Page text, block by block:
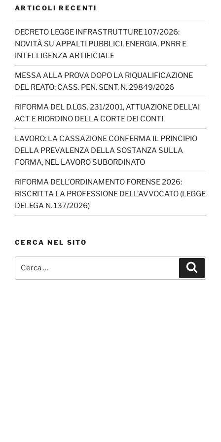
b
o
k
t
r
e
I
n
s
p
p
i
i
d
i
ARTICOLI RECENTI
DECRETO LEGGE INFRASTRUTTURE 107/2026:
NOVITÀ SU APPALTI PUBBLICI, ENERGIA, PNRR E
INTELLIGENZA ARTIFICIALE
MESSA ALLA PROVA DOPO LA RIQUALIFICAZIONE
DEL REATO: CASS. PEN. SENT. N. 29849/2026
RIFORMA DEL D.LGS. 231/2001, ATTUAZIONE DELL’AI
ACT E RIORDINO DELLA CORTE DEI CONTI
LAVORO: LA CASSAZIONE CONFERMA IL PRINCIPIO
DELLA PREVALENZA DELLA SOSTANZA SULLA
FORMA, NEL LAVORO SUBORDINATO
RIFORMA DELL’ORDINAMENTO FORENSE 2026:
RISCRITTA LA PROFESSIONE DELL’AVVOCATO (LEGGE
DELEGA N. 137/2026)
CERCA NEL SITO